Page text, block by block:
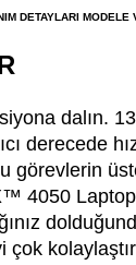
DETAYLARI
dalın.
derecede
görevlerin
4050